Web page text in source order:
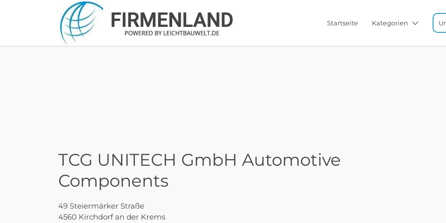
Startseite Kategorien
Suchen
nach:
TCG UNITECH GmbH Automotive
Components
49 Steiermärker Straße
4560 Kirchdorf an der Krems